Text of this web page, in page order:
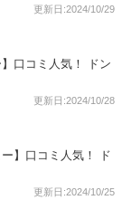
更新日:2024/10/29
口コミ人気！ ドン
更新日:2024/10/28
】口コミ人気！ ド
更新日:2024/10/25